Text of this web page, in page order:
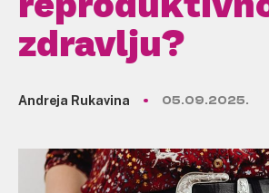
zdravlju?
Andreja Rukavina 05.09.2025.